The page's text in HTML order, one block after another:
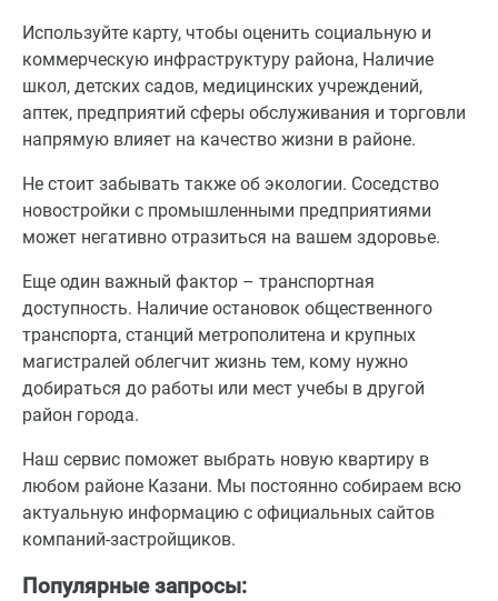
Используйте карту, чтобы оценить социальную и
коммерческую инфраструктуру района, Наличие
школ, детских садов, медицинских учреждений,
аптек, предприятий сферы обслуживания и торговли
напрямую влияет на качество жизни в районе.
Не стоит забывать также об экологии. Соседство
новостройки с промышленными предприятиями
может негативно отразиться на вашем здоровье.
Еще один важный фактор – транспортная
доступность. Наличие остановок общественного
транспорта, станций метрополитена и крупных
магистралей облегчит жизнь тем, кому нужно
добираться до работы или мест учебы в другой
район города.
Наш сервис поможет выбрать новую квартиру в
любом районе Казани. Мы постоянно собираем всю
актуальную информацию с официальных сайтов
компаний-застройщиков.
Популярные запросы: